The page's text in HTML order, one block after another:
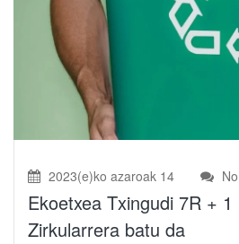
2023(e)ko azaroak 14
Ekoetxea Txingudi 7R +
Zirkularrera batu da